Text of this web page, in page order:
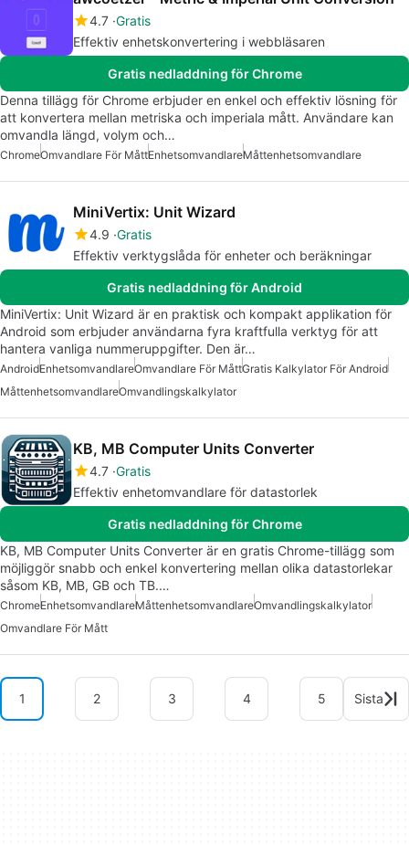
4.7 Gratis
Effektiv enhetskonvertering i webbläsaren
Gratis nedladdning för Chrome
Denna tillägg för Chrome erbjuder en enkel och effektiv lösning för
att konvertera mellan metriska och imperiala mått. Användare kan
omvandla längd, volym och…
ChromeOmvandlare För MåttEnhetsomvandlareMåttenhetsomvandlare
MiniVertix: Unit Wizard
4.9 Gratis
Effektiv verktygslåda för enheter och beräkningar
Gratis nedladdning för Android
MiniVertix: Unit Wizard är en praktisk och kompakt applikation för
Android som erbjuder användarna fyra kraftfulla verktyg för att
hantera vanliga nummeruppgifter. Den är…
AndroidEnhetsomvandlareOmvandlare För MåttGratis Kalkylator För Android
MåttenhetsomvandlareOmvandlingskalkylator
KB, MB Computer Units Converter
4.7 Gratis
Effektiv enhetomvandlare för datastorlek
Gratis nedladdning för Chrome
KB, MB Computer Units Converter är en gratis Chrome-tillägg som
möjliggör snabb och enkel konvertering mellan olika datastorlekar
såsom KB, MB, GB och TB.…
ChromeEnhetsomvandlareMåttenhetsomvandlareOmvandlingskalkylator
Omvandlare För Mått
1 2 3 4 5 Sista